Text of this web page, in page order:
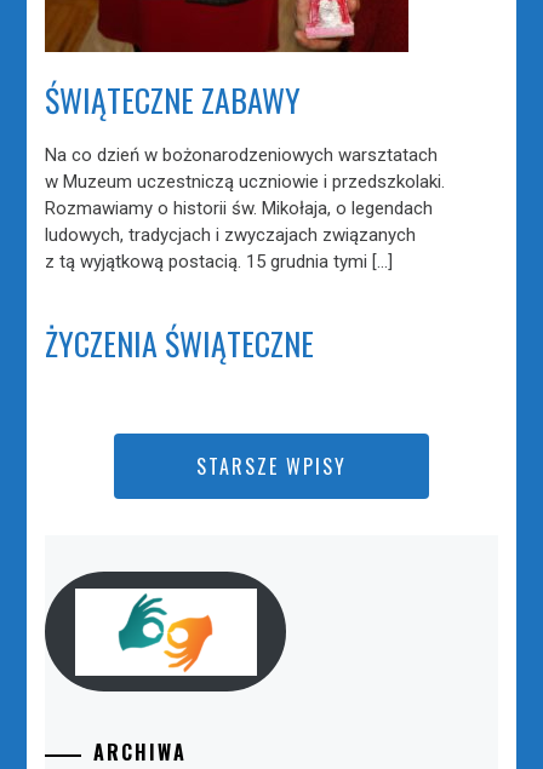
ŚWIĄTECZNE ZABAWY
Na co dzień w bożonarodzeniowych warsztatach
w Muzeum uczestniczą uczniowie i przedszkolaki.
Rozmawiamy o historii św. Mikołaja, o legendach
ludowych, tradycjach i zwyczajach związanych
z tą wyjątkową postacią. 15 grudnia tymi […]
ŻYCZENIA ŚWIĄTECZNE
STARSZE WPISY
ARCHIWA